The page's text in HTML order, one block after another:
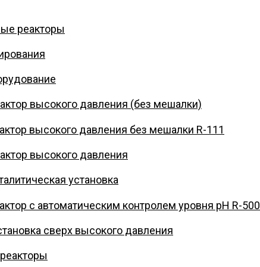
реакторы
высокого давления (без мешалки)
высокого давления без мешалки R-111
высокого давления
установка
с автоматическим контролем уровня pH R-500
сверх высокого давления